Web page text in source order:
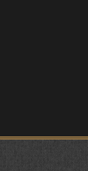
НАЗМИ